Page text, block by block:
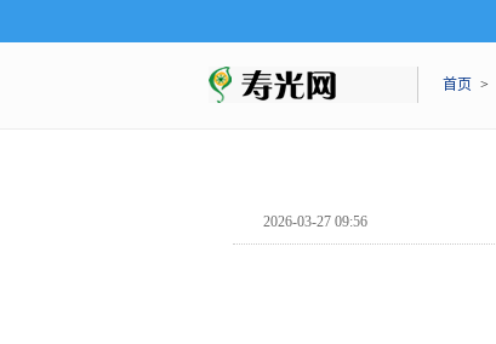
首页 >
2026-03-27 09:56